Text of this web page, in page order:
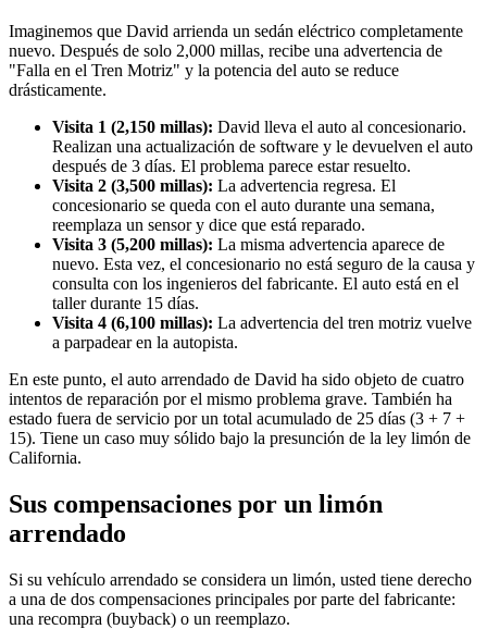
Imaginemos que David arrienda un sedán eléctrico completamente
nuevo. Después de solo 2,000 millas, recibe una advertencia de
"Falla en el Tren Motriz" y la potencia del auto se reduce
drásticamente.
Visita 1 (2,150 millas): David lleva el auto al concesionario.
Realizan una actualización de software y le devuelven el auto
después de 3 días. El problema parece estar resuelto.
Visita 2 (3,500 millas): La advertencia regresa. El
concesionario se queda con el auto durante una semana,
reemplaza un sensor y dice que está reparado.
Visita 3 (5,200 millas): La misma advertencia aparece de
nuevo. Esta vez, el concesionario no está seguro de la causa y
consulta con los ingenieros del fabricante. El auto está en el
taller durante 15 días.
Visita 4 (6,100 millas): La advertencia del tren motriz vuelve
a parpadear en la autopista.
En este punto, el auto arrendado de David ha sido objeto de cuatro
intentos de reparación por el mismo problema grave. También ha
estado fuera de servicio por un total acumulado de 25 días (3 + 7 +
15). Tiene un caso muy sólido bajo la presunción de la ley limón de
California.
Sus compensaciones por un limón
arrendado
Si su vehículo arrendado se considera un limón, usted tiene derecho
a una de dos compensaciones principales por parte del fabricante:
una recompra (buyback) o un reemplazo.